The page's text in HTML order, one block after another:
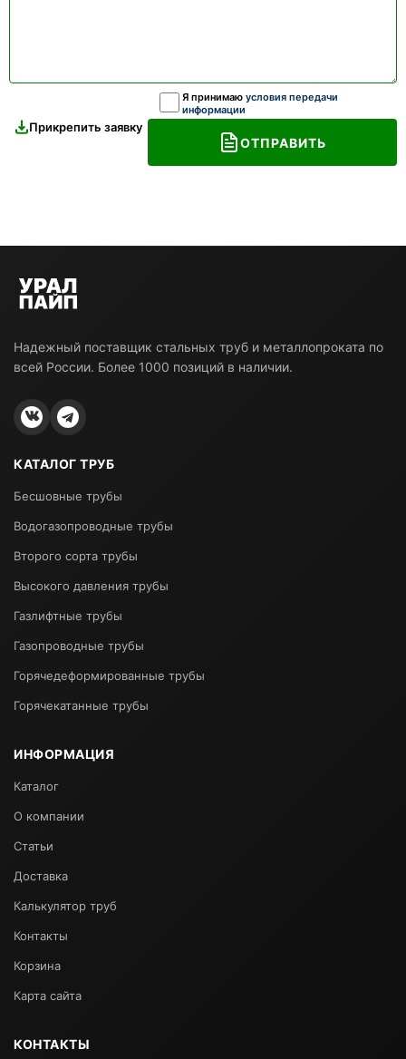
Прикрепить заявку
Я принимаю условия передачи
информации
ОТПРАВИТЬ
Надежный поставщик стальных труб и металлопроката по
всей России. Более 1000 позиций в наличии.
КАТАЛОГ ТРУБ
Бесшовные трубы
Водогазопроводные трубы
Второго сорта трубы
Высокого давления трубы
Газлифтные трубы
Газопроводные трубы
Горячедеформированные трубы
Горячекатанные трубы
ИНФОРМАЦИЯ
Каталог
О компании
Статьи
Доставка
Калькулятор труб
Контакты
Корзина
Карта сайта
КОНТАКТЫ